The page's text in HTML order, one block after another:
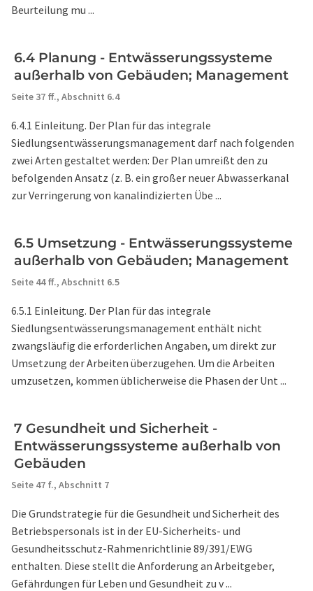
Beurteilung mu ...
6.4 Planung - Entwässerungssysteme
außerhalb von Gebäuden; Management
Seite 37 ff., Abschnitt 6.4
6.4.1 Einleitung. Der Plan für das integrale
Siedlungsentwässerungsmanagement darf nach folgenden
zwei Arten gestaltet werden: Der Plan umreißt den zu
befolgenden Ansatz (z. B. ein großer neuer Abwasserkanal
zur Verringerung von kanalindizierten Übe ...
6.5 Umsetzung - Entwässerungssysteme
außerhalb von Gebäuden; Management
Seite 44 ff., Abschnitt 6.5
6.5.1 Einleitung. Der Plan für das integrale
Siedlungsentwässerungsmanagement enthält nicht
zwangsläufig die erforderlichen Angaben, um direkt zur
Umsetzung der Arbeiten überzugehen. Um die Arbeiten
umzusetzen, kommen üblicherweise die Phasen der Unt ...
7 Gesundheit und Sicherheit -
Entwässerungssysteme außerhalb von
Gebäuden
Seite 47 f., Abschnitt 7
Die Grundstrategie für die Gesundheit und Sicherheit des
Betriebspersonals ist in der EU-Sicherheits- und
Gesundheitsschutz-Rahmenrichtlinie 89/391/EWG
enthalten. Diese stellt die Anforderung an Arbeitgeber,
Gefährdungen für Leben und Gesundheit zu v ...